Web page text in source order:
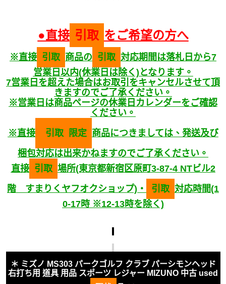
●直接 引取 をご希望の方へ
※直接 引取 商品の 引取 対応期間は落札日から7
営業日以内(休業日は除く)となります。
7営業日を超えた場合はお取引をキャンセルさせて頂
きますのでご了承ください。
※営業日は商品ページの休業日カレンダーをご確認
ください。
※直接
引取 限定 商品につきましては、発送及び
梱包対応は出来かねますのでご了承ください。
直接 引取 場所(東京都新宿区原町3-87-4 NTビル2
階 すまりくヤフオクショップ)・
引取 対応時間(1
0-17時 ※12-13時を除く)
＊ ミズノ MS303 パークゴルフ クラブ パーシモンヘッド
右打ち用 道具 用品 スポーツ レジャー MIZUNO 中古 used